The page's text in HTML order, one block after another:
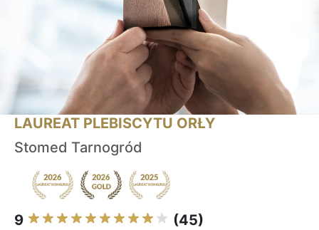
LAUREAT PLEBISCYTU ORŁY
Stomed Tarnogród
9 (45)